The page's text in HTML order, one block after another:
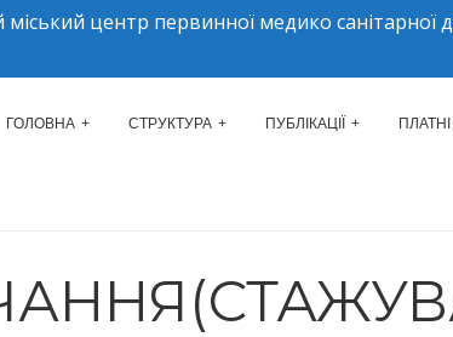
центр первинної медико санітарної
ЧЕРКАСЬКИЙ
ГОЛОВНА СТРУКТУРА ПУБЛІКАЦІЇ